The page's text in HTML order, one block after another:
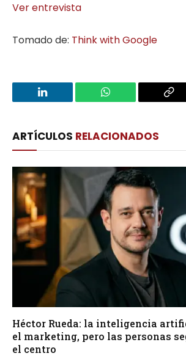
Ver entrevista
Tomado de: Think with Google
LinkedIn WhatsApp
ARTÍCULOS RELACIONADOS
Héctor Rueda: la inteligencia
el marketing, pero las personas
el centro